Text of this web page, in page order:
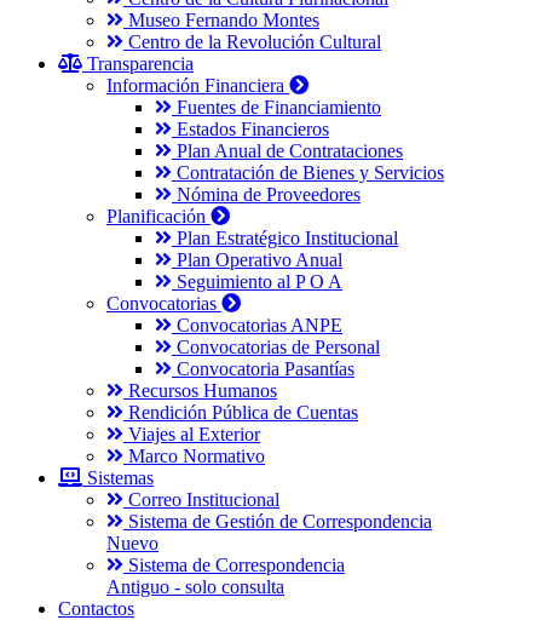
Museo Fernando Montes
Centro de la Revolución Cultural
Transparencia
Información Financiera
Fuentes de Financiamiento
Estados Financieros
Plan Anual de Contrataciones
Contratación de Bienes y Servicios
Nómina de Proveedores
Planificación
Plan Estratégico Institucional
Plan Operativo Anual
Seguimiento al P O A
Convocatorias
Convocatorias ANPE
Convocatorias de Personal
Convocatoria Pasantías
Recursos Humanos
Rendición Pública de Cuentas
Viajes al Exterior
Marco Normativo
Sistemas
Correo Institucional
Sistema de Gestión de Correspondencia
Nuevo
Sistema de Correspondencia
Antiguo - solo consulta
Contactos